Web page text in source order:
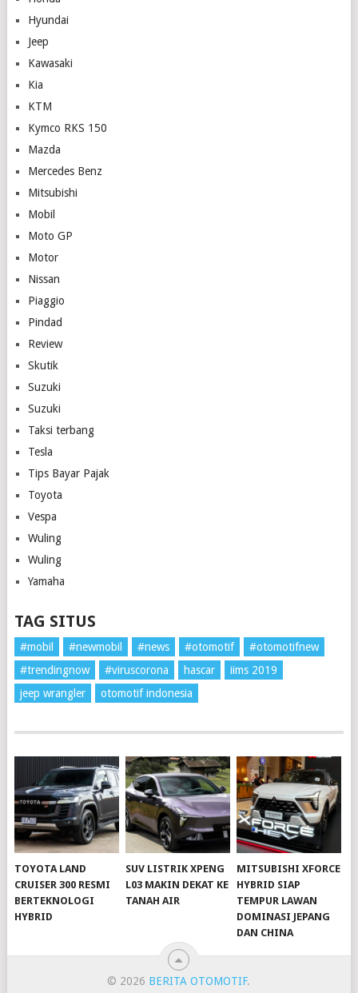
Hyundai
Jeep
Kawasaki
Kia
KTM
Kymco RKS 150
Mazda
Mercedes Benz
Mitsubishi
Mobil
Moto GP
Motor
Nissan
Piaggio
Pindad
Review
Skutik
Suzuki
Suzuki
Taksi terbang
Tesla
Tips Bayar Pajak
Toyota
Vespa
Wuling
Wuling
Yamaha
TAG SITUS
#mobil #newmobil #news #otomotif
#otomotifnew
#trendingnow
#viruscorona hascar
iims 2019
jeep wrangler
otomotif indonesia
TOYOTA LAND
CRUISER 300 RESMI
BERTEKNOLOGI
HYBRID
SUV LISTRIK XPENG
L03 MAKIN DEKAT KE
TANAH AIR
MITSUBISHI XFORCE
HYBRID SIAP
TEMPUR LAWAN
DOMINASI JEPANG
DAN CHINA
© 2026 BERITA OTOMOTIF.